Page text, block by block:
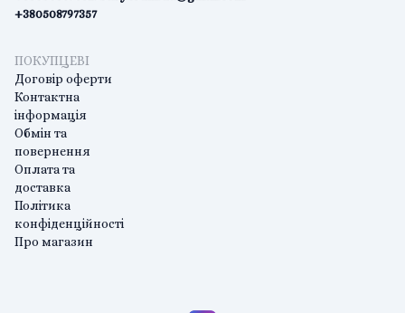
+380508797357
ПОКУПЦЕВІ
Договір оферти
Контактна
інформація
Обмін та
повернення
Оплата та
доставка
Політика
конфіденційності
Про магазин